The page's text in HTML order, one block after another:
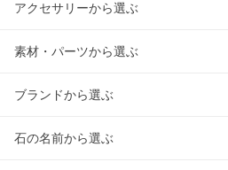
アクセサリーから選ぶ
素材・パーツから選ぶ
ブランドから選ぶ
石の名前から選ぶ